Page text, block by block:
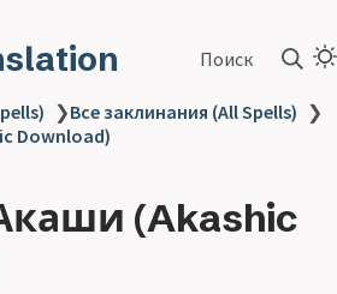
Поиск
❯Все заклинания (All Spells) ❯
Download)
(Akashic